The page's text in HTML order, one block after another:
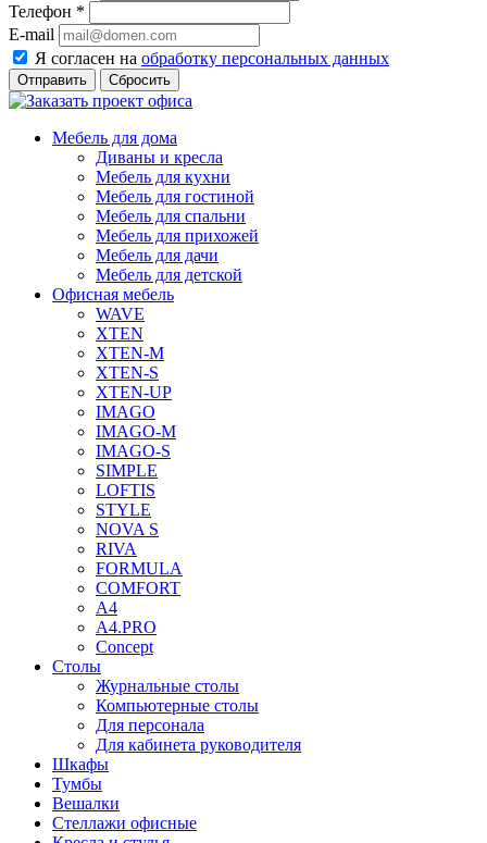
Телефон *
E-mail
Я согласен на обработку персональных данных
Сбросить
Мебель для дома
Диваны и кресла
Мебель для кухни
Мебель для гостиной
Мебель для спальни
Мебель для прихожей
Мебель для дачи
Мебель для детской
Офисная мебель
WAVE
XTEN
XTEN-M
XTEN-S
XTEN-UP
IMAGO
IMAGO-M
IMAGO-S
SIMPLE
LOFTIS
STYLE
NOVA S
RIVA
FORMULA
COMFORT
A4
A4.PRO
Concept
Столы
Журнальные столы
Компьютерные столы
Для персонала
Для кабинета руководителя
Шкафы
Тумбы
Вешалки
Стеллажи офисные